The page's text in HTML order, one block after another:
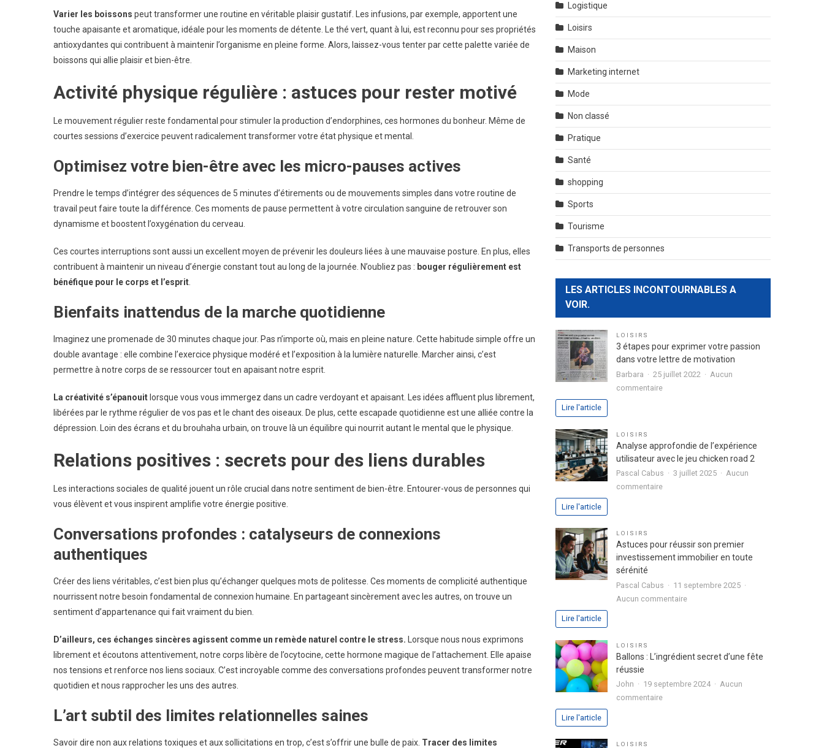
Varier les boissons peut transformer une routine en véritable plaisir gustatif. Les infusions, par exemple, apportent une
touche apaisante et aromatique, idéale pour les moments de détente. Le thé vert, quant à lui, est reconnu pour ses propriétés
antioxydantes qui contribuent à maintenir l’organisme en pleine forme. Alors, laissez-vous tenter par cette palette variée de
boissons qui allie plaisir et bien-être.
Activité physique régulière : astuces pour rester motivé
Le mouvement régulier reste fondamental pour stimuler la production d’endorphines, ces hormones du bonheur. Même de
courtes sessions d’exercice peuvent radicalement transformer votre état physique et mental.
Optimisez votre bien-être avec les micro-pauses actives
Prendre le temps d’intégrer des séquences de 5 minutes d’étirements ou de mouvements simples dans votre routine de
travail peut faire toute la différence. Ces moments de pause permettent à votre circulation sanguine de retrouver son
dynamisme et boostent l’oxygénation du cerveau.
Ces courtes interruptions sont aussi un excellent moyen de prévenir les douleurs liées à une mauvaise posture. En plus, elles
contribuent à maintenir un niveau d’énergie constant tout au long de la journée. N’oubliez pas : bouger régulièrement est
bénéfique pour le corps et l’esprit
Bienfaits inattendus de la marche quotidienne
Imaginez une promenade de 30 minutes chaque jour. Pas n’importe où, mais en pleine nature. Cette habitude simple offre un
double avantage : elle combine l’exercice physique modéré et l’exposition à la lumière naturelle. Marcher ainsi, c’est
permettre à notre corps de se ressourcer tout en apaisant notre esprit.
La créativité s’épanouit lorsque vous vous immergez dans un cadre verdoyant et apaisant. Les idées affluent plus librement,
libérées par le rythme régulier de vos pas et le chant des oiseaux. De plus, cette escapade quotidienne est une alliée contre la
dépression. Loin des écrans et du brouhaha urbain, on trouve là un équilibre qui nourrit autant le mental que le physique.
Relations positives : secrets pour des liens durables
Les interactions sociales de qualité jouent un rôle crucial dans notre sentiment de bien-être. Entourer-vous de personnes qui
vous élèvent et vous inspirent amplifie votre énergie positive.
Conversations profondes : catalyseurs de connexions
authentiques
Créer des liens véritables, c’est bien plus qu’échanger quelques mots de politesse. Ces moments de complicité authentique
nourrissent notre besoin fondamental de connexion humaine. En partageant sincèrement avec les autres, on trouve un
sentiment d’appartenance qui fait vraiment du bien.
D’ailleurs, ces échanges sincères agissent comme un remède naturel contre le stress. Lorsque nous nous exprimons
librement et écoutons attentivement, notre corps libère de l’ocytocine, cette hormone magique de l’attachement. Elle apaise
nos tensions et renforce nos liens sociaux. C’est incroyable comme des conversations profondes peuvent transformer notre
quotidien et nous rapprocher les uns des autres.
L’art subtil des limites relationnelles saines
Savoir dire non aux relations toxiques et aux sollicitations en trop, c’est s’offrir une bulle de paix. Tracer des limites
Logistique
Loisirs
Maison
Marketing internet
Mode
Non classé
Pratique
Santé
shopping
Sports
Tourisme
Transports de personnes
LES ARTICLES INCONTOURNABLES A
VOIR.
LOISIRS
3 étapes pour exprimer votre passion
dans votre lettre de motivation
Barbara 25 juillet 2022
Aucun
commentairesur
exprimer
votre
passion
Lire l'article
LOISIRS
Analyse approfondie de l’expérience
utilisateur avec le jeu chicken road 2
Pascal Cabus 3 juillet 2025
Aucun
commentairesur
l’expérience
utilisateur
Lire l'article
LOISIRS
Astuces pour réussir son premier
investissement immobilier en toute
sérénité
Pascal Cabus
11 septembre 2025
Aucun commentairesur
son
Lire l'article
LOISIRS
Ballons : L’ingrédient secret d’une fête
réussie
John 19 septembre 2024
Aucun
commentairesur
Lire l'article
LOISIRS